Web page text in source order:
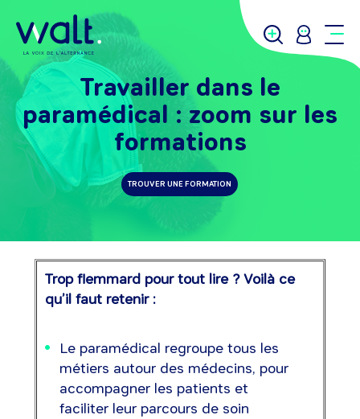
Travailler dans le
paramédical : zoom sur les
formations
TROUVER UNE FORMATION
Trop flemmard pour tout lire ? Voilà ce
qu’il faut retenir :
Le paramédical regroupe tous les
métiers autour des médecins, pour
accompagner les patients et
faciliter leur parcours de soin